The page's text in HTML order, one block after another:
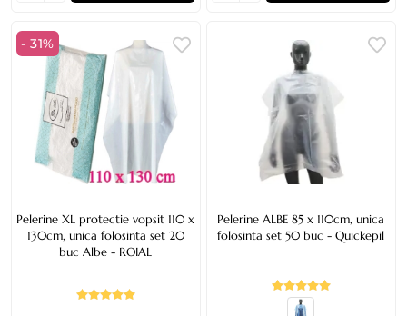
- 31%
Pelerine XL protectie vopsit 110 x
130cm, unica folosinta set 20
buc Albe - ROIAL
Pelerine ALBE 85 x 110cm, unica
folosinta set 50 buc - Quickepil